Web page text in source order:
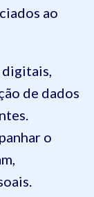
ao
digitais,
de dados
o